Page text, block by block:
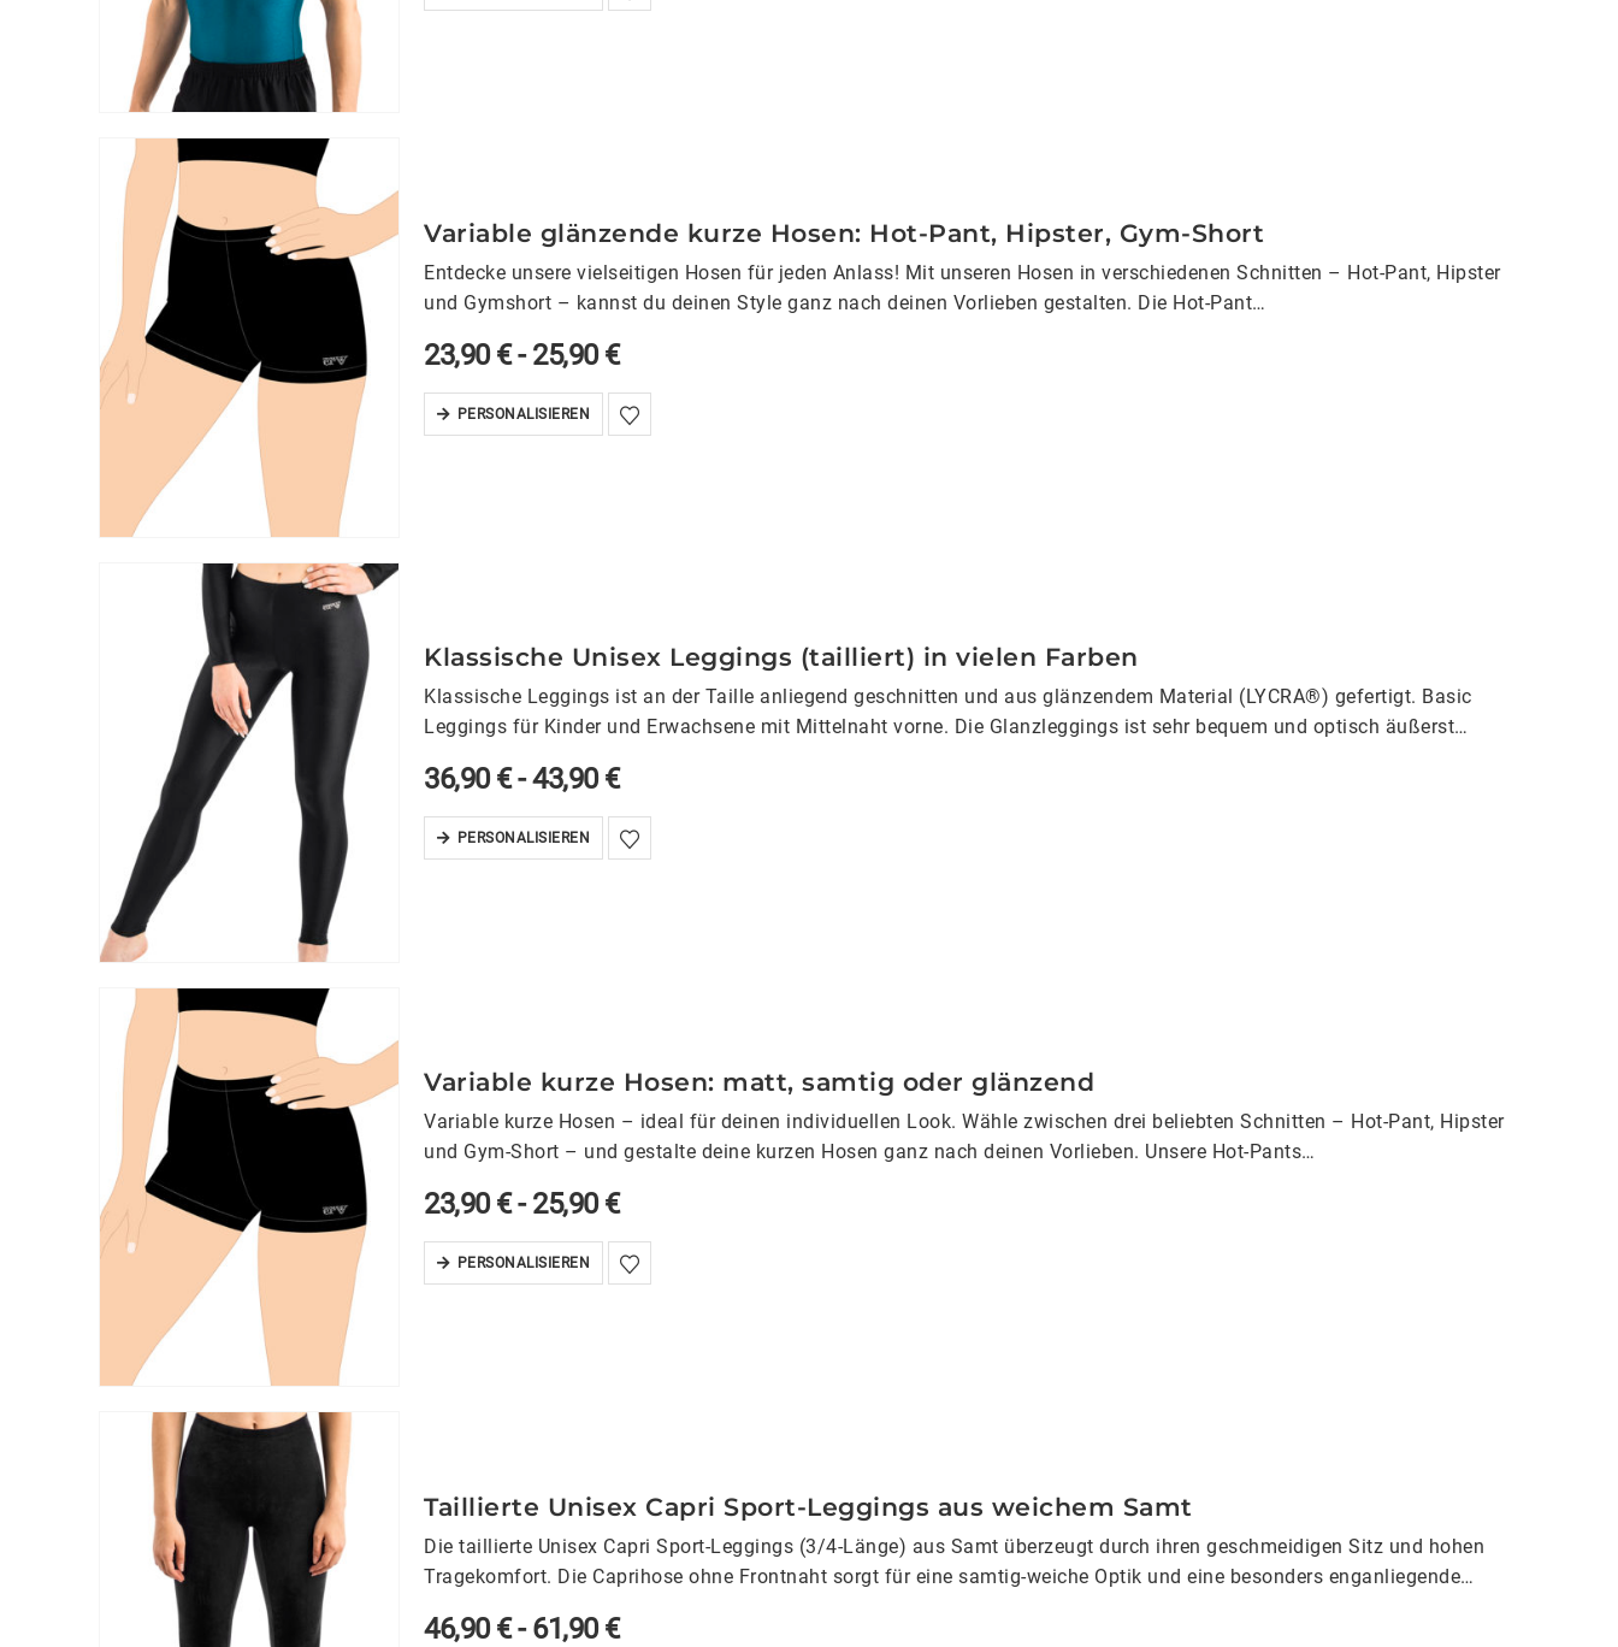
Variable glänzende kurze Hosen: Hot-Pant, Hipster, Gym-Short
Entdecke unsere vielseitigen Hosen für jeden Anlass! Mit unseren Hosen in verschiedenen Schnitten – Hot-Pant, Hipster
und Gymshort – kannst du deinen Style ganz nach deinen Vorlieben gestalten. Die Hot-Pant…
23,90€-25,90€
PERSONALISIEREN
Klassische Unisex Leggings (tailliert) in vielen Farben
Klassische Leggings ist an der Taille anliegend geschnitten und aus glänzendem Material (LYCRA®) gefertigt. Basic
Leggings für Kinder und Erwachsene mit Mittelnaht vorne. Die Glanzleggings ist sehr bequem und optisch äußerst…
36,90€-43,90€
PERSONALISIEREN
Variable kurze Hosen: matt, samtig oder glänzend
Variable kurze Hosen – ideal für deinen individuellen Look. Wähle zwischen drei beliebten Schnitten – Hot-Pant, Hipster
und Gym-Short – und gestalte deine kurzen Hosen ganz nach deinen Vorlieben. Unsere Hot-Pants…
23,90€-25,90€
PERSONALISIEREN
Taillierte Unisex Capri Sport-Leggings aus weichem Samt
Die taillierte Unisex Capri Sport-Leggings (3/4-Länge) aus Samt überzeugt durch ihren geschmeidigen Sitz und hohen
Tragekomfort. Die Caprihose ohne Frontnaht sorgt für eine samtig-weiche Optik und eine besonders enganliegende
46,90€-61,90€